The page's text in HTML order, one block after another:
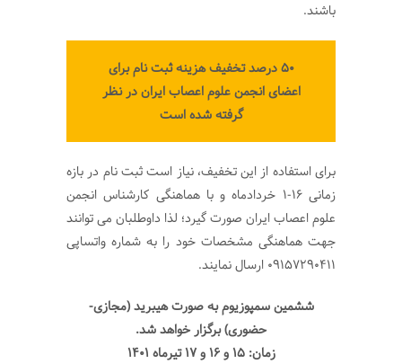
باشند.
۵۰ درصد تخفیف هزینه ثبت نام برای
اعضای انجمن علوم اعصاب ایران در نظر
گرفته شده است
برای استفاده از این تخفیف، نیاز است ثبت نام در بازه
زمانی 16-1 خردادماه و با هماهنگی کارشناس انجمن
علوم اعصاب ایران صورت گیرد؛ لذا داوطلبان می توانند
جهت هماهنگی مشخصات خود را به شماره واتساپی
09157290411 ارسال نمایند.
ششمین سمپوزیوم به صورت هیبرید (مجازی-
حضوری) برگزار خواهد شد.
زمان: ١٥ و ١٦ و ۱۷ تیرماه ۱٤٠١